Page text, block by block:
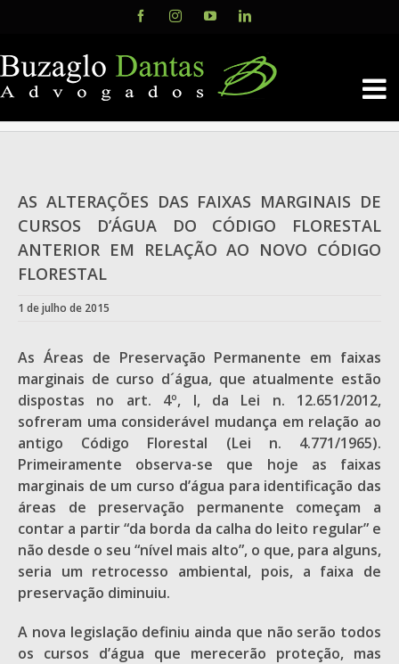
content
FacebookInstagramYouTubeLinkedIn
AS ALTERAÇÕES DAS FAIXAS MARGINAIS DE
CURSOS D’ÁGUA DO CÓDIGO FLORESTAL
ANTERIOR EM RELAÇÃO AO NOVO CÓDIGO
FLORESTAL
1 de julho de 2015
As Áreas de Preservação Permanente em faixas
marginais de curso d´água, que atualmente estão
dispostas no art. 4º, I, da Lei n. 12.651/2012,
sofreram uma considerável mudança em relação ao
antigo Código Florestal (Lei n. 4.771/1965).
Primeiramente observa-se que hoje as faixas
marginais de um curso d’água para identificação das
áreas de preservação permanente começam a
contar a partir “da borda da calha do leito regular” e
não desde o seu “nível mais alto”, o que, para alguns,
seria um retrocesso ambiental, pois, a faixa de
preservação diminuiu.
A nova legislação definiu ainda que não serão todos
os cursos d’água que merecerão proteção, mas